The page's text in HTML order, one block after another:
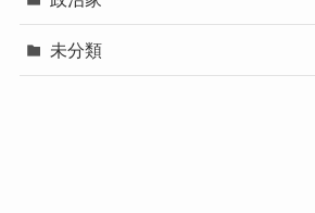
未分類